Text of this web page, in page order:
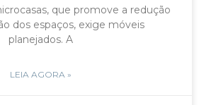
que promove a redução
dos espaços, exige móveis
planejados. A
LEIA AGORA »